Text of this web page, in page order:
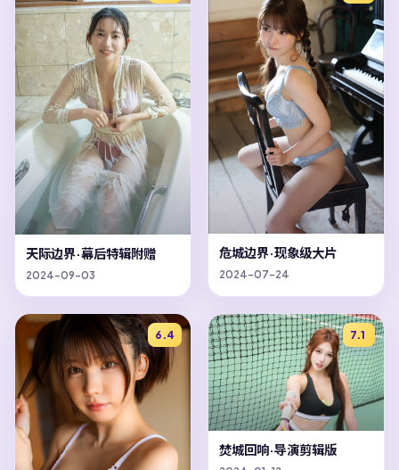
天际边界·幕后特辑附赠
2024-09-03
危城边界·现象级大片
2024-07-24
6.4 7.1
焚城回响·导演剪辑版